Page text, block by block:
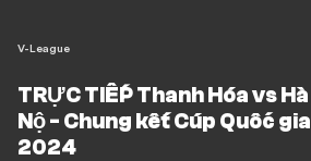
V-League
TRỰC TIẾP Thanh Hóa vs Hà
Nộ - Chung kết Cúp Quốc gia
2024